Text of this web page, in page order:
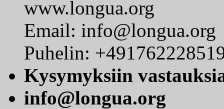
www.longua.org
Email: info@longua.org
Puhelin:
Kysymyksiin
info@longua.org